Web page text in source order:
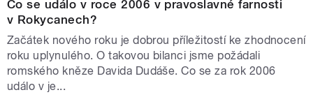
Co se událo v roce 2006 v pravoslavné farnosti
v Rokycanech?
Začátek nového roku je dobrou příležitostí ke zhodnocení
roku uplynulého. O takovou bilanci jsme požádali
romského kněze Davida Dudáše. Co se za rok 2006
událo v je...